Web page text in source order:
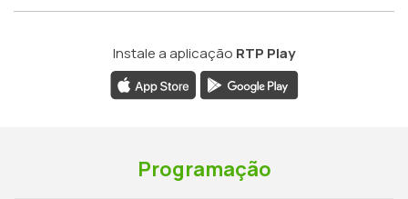
Instale a aplicação RTP Play
Programação